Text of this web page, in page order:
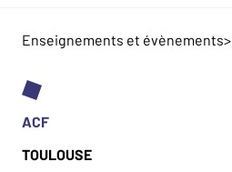
Enseignements et évènements>
ACF
TOULOUSE